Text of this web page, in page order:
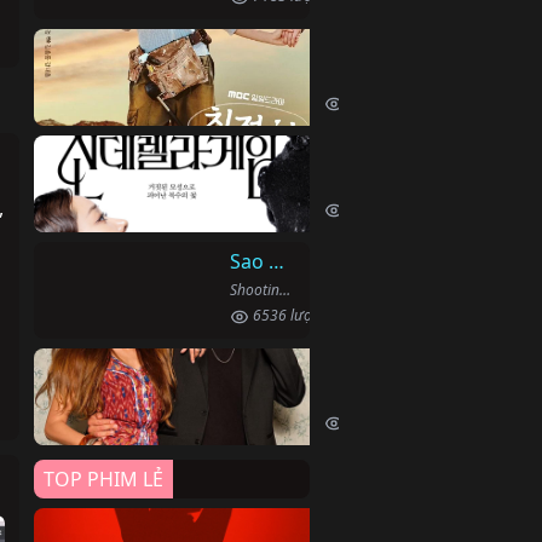
Sao Băng
Shooting Stars (2022)
6536 lượt xem
TOP PHIM LẺ